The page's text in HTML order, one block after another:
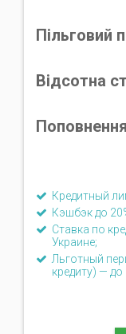
Пільговий
Відсотна
Кредитный
Кэшбэк до
Ставка по
Украине;
Льготный
кредиту) — до